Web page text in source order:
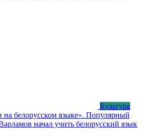
Культура
на белорусском языке». Популярный
начал учить белорусский язык